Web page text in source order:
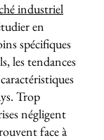
industriel
en
spécifiques
les tendances
Trop
négligent
face à